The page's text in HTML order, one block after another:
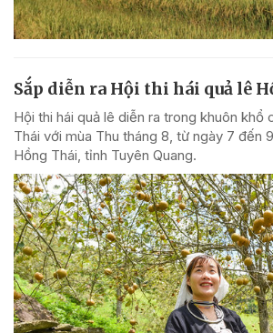
Sắp diễn ra Hội thi hái quả lê
Hội thi hái quả lê diễn ra trong khuôn khổ
Thái với mùa Thu tháng 8, từ ngày 7 đến
Hồng Thái, tỉnh Tuyên Quang.